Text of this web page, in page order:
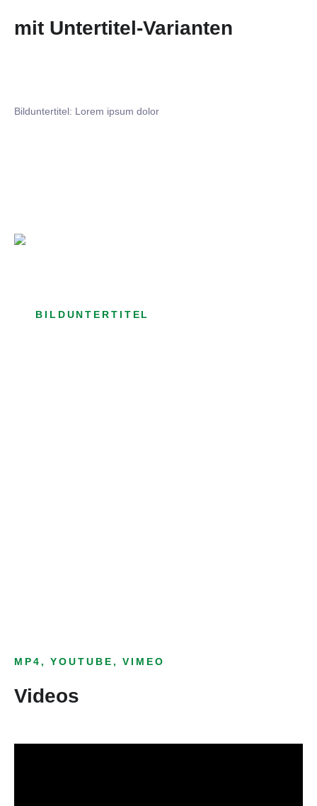
mit Untertitel-Varianten
Bilduntertitel: Lorem ipsum dolor
BILDUNTERTITEL
MP4, YOUTUBE, VIMEO
Videos